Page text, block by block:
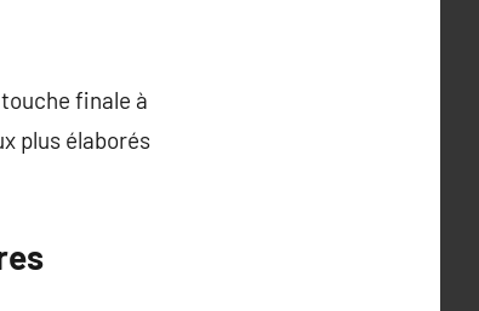
finale à
plus élaborés